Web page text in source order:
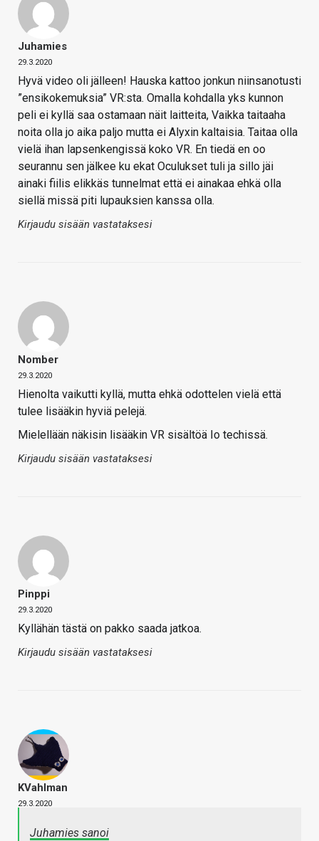
Juhamies
29.3.2020
Hyvä video oli jälleen! Hauska kattoo jonkun niinsanotusti
”ensikokemuksia” VR:sta. Omalla kohdalla yks kunnon
peli ei kyllä saa ostamaan näit laitteita, Vaikka taitaaha
noita olla jo aika paljo mutta ei Alyxin kaltaisia. Taitaa olla
vielä ihan lapsenkengissä koko VR. En tiedä en oo
seurannu sen jälkee ku ekat Oculukset tuli ja sillo jäi
ainaki fiilis elikkäs tunnelmat että ei ainakaa ehkä olla
siellä missä piti lupauksien kanssa olla.
Kirjaudu sisään vastataksesi
Nomber
29.3.2020
Hienolta vaikutti kyllä, mutta ehkä odottelen vielä että
tulee lisääkin hyviä pelejä.
Mielellään näkisin lisääkin VR sisältöä Io techissä.
Kirjaudu sisään vastataksesi
Pinppi
29.3.2020
Kyllähän tästä on pakko saada jatkoa.
Kirjaudu sisään vastataksesi
KVahlman
29.3.2020
Juhamies sanoi